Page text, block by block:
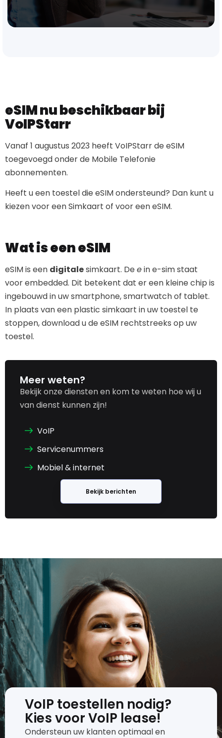
eSIM nu beschikbaar bij
VoIPStarr
Vanaf 1 augustus 2023 heeft VoIPStarr de eSIM
toegevoegd onder de Mobile Telefonie
abonnementen.
Heeft u een toestel die eSIM ondersteund? Dan kunt u
kiezen voor een Simkaart of voor een eSIM.
Wat is een eSIM
eSIM is een digitalesimkaart. Deein e-sim staat
voor embedded. Dit betekent dat er een kleine chip is
ingebouwd in uw smartphone, smartwatch of tablet.
In plaats van een plastic simkaart in uw toestel te
stoppen, download u de eSIM rechtstreeks op uw
toestel.
Meer weten?
Bekijk onze diensten en kom te weten hoe wij u
van dienst kunnen zijn!
VoIP
Servicenummers
Mobiel & internet
Bekijk berichten
VoIP toestellen nodig?
Kies voor VoIP lease!
Ondersteun uw klanten optimaal en